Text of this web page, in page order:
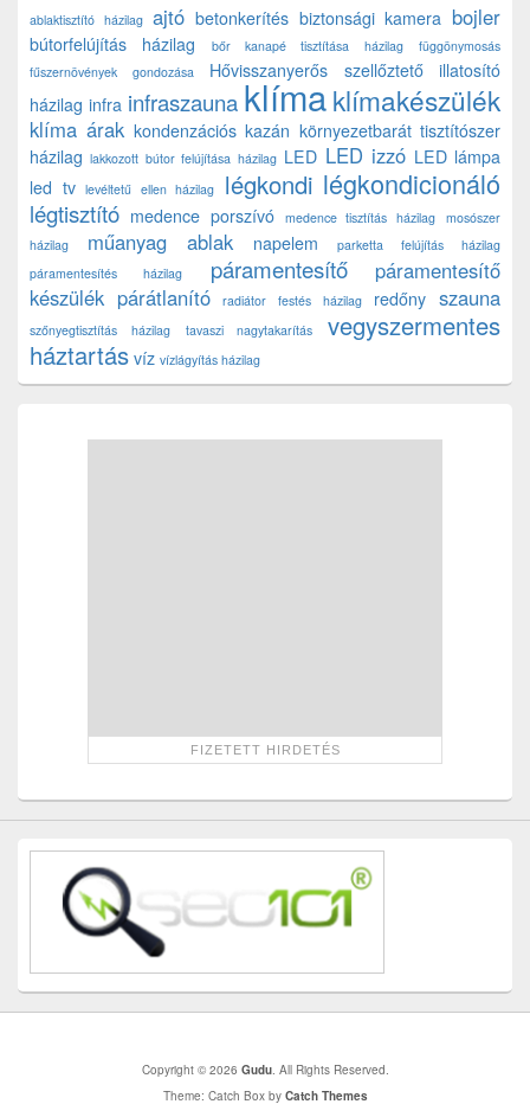
ablaktisztító házilag ajtó betonkerítés biztonsági kamera bojler
bútorfelújítás házilag bőr kanapé tisztítása házilag
függönymosás
fűszernövények gondozása
Hővisszanyerős szellőztető
illatosító
házilag infra infraszauna klímaklímakészülék
klíma árak kondenzációs kazán környezetbarát tisztítószer
házilag lakkozott bútor felújítása házilag LED LED izzó LED lámpa
led tv levéltetű ellen házilag légkondi légkondicionáló
légtisztító medence porszívó medence tisztítás házilag
mosószer
házilag
műanyag ablak napelem
parketta felújítás házilag
páramentesítés házilag
páramentesítő
páramentesítő
készülék párátlanító radiátor festés házilag redőny szauna
szőnyegtisztítás házilag tavaszi nagytakarítás
vegyszermentes
háztartás víz vízlágyítás házilag
Copyright © 2026 Gudu. All Rights Reserved.
Theme: Catch Box by Catch Themes